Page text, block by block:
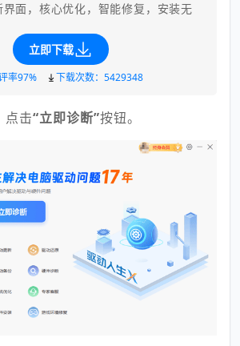
界面，核心优化，智能修复，安装无
立即下载
率97% 下载次数：5429348
点击“立即诊断”按钮。